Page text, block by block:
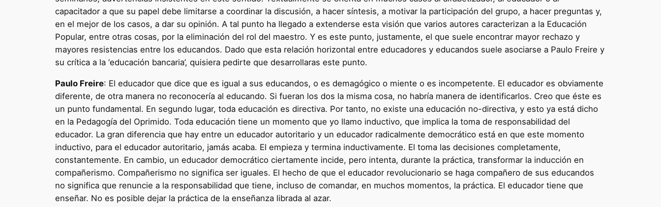
capacitador a que su papel debe limitarse a coordinar la discusión, a hacer síntesis, a motivar la participación del grupo, a hacer preguntas y,
en el mejor de los casos, a dar su opinión. A tal punto ha llegado a extenderse esta visión que varios autores caracterizan a la Educación
Popular, entre otras cosas, por la eliminación del rol del maestro. Y es este punto, justamente, el que suele encontrar mayor rechazo y
mayores resistencias entre los educandos. Dado que esta relación horizontal entre educadores y educandos suele asociarse a Paulo Freire y
su crítica a la ‘educación bancaria’, quisiera pedirte que desarrollaras este punto.
Paulo Freire: El educador que dice que es igual a sus educandos, o es demagógico o miente o es incompetente. El educador es obviamente
diferente, de otra manera no reconocería al educando. Si fueran los dos la misma cosa, no habría manera de identificarlos. Creo que éste es
un punto fundamental. En segundo lugar, toda educación es directiva. Por tanto, no existe una educación no-directiva, y esto ya está dicho
en la Pedagogía del Oprimido. Toda educación tiene un momento que yo llamo inductivo, que implica la toma de responsabilidad del
educador. La gran diferencia que hay entre un educador autoritario y un educador radicalmente democrático está en que este momento
inductivo, para el educador autoritario, jamás acaba. El empieza y termina inductivamente. El toma las decisiones completamente,
constantemente. En cambio, un educador democrático ciertamente incide, pero intenta, durante la práctica, transformar la inducción en
compañerismo. Compañerismo no significa ser iguales. El hecho de que el educador revolucionario se haga compañero de sus educandos
no significa que renuncie a la responsabilidad que tiene, incluso de comandar, en muchos momentos, la práctica. El educador tiene que
enseñar. No es posible dejar la práctica de la enseñanza librada al azar.